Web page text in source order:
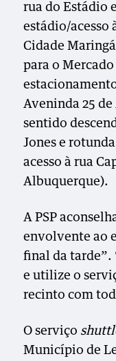
rua do Estádio
estádio/acesso
Cidade
para o
Aveninda 25
sentido
Jones e
acesso à rua
Albuquerque).
A PSP
envolvente ao
final da tarde”.
e utilize o
recinto com
O serviço
Município de